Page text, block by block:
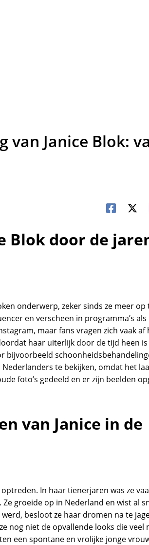
van Janice Blok:
Blok door de
onderwerp, zeker sinds ze meer op
en verscheen in programma’s als
maar fans vragen zich vaak af
haar uiterlijk door de tijd heen is
te bekijken, omdat het
foto’s gedeeld en er zijn beelden
van Janice in de
In haar tienerjaren was ze
groeide op in Nederland en wist al
besloot ze haar dromen na te
nog niet de opvallende looks die veel
een spontane en vrolijke jonge